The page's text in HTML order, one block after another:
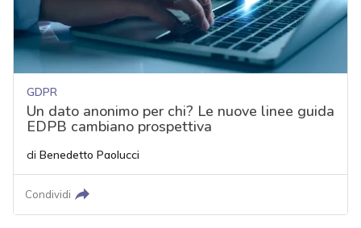
GDPR
Un dato anonimo per chi? Le nuove linee guida
EDPB cambiano prospettiva
di Benedetto Paolucci
Condividi